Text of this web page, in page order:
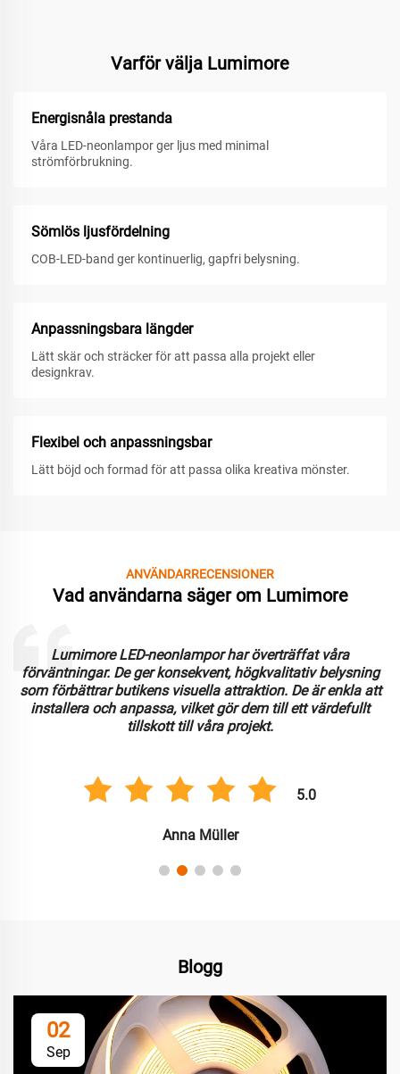
Varför välja Lumimore
Energisnåla prestanda
Våra LED-neonlampor ger ljus med minimal
strömförbrukning.
Sömlös ljusfördelning
COB-LED-band ger kontinuerlig, gapfri belysning.
Anpassningsbara längder
Lätt skär och sträcker för att passa alla projekt eller
designkrav.
Flexibel och anpassningsbar
Lätt böjd och formad för att passa olika kreativa mönster.
ANVÄNDARRECENSIONER
Vad användarna säger om Lumimore
Lumimore LED-neonlampor har överträffat våra
förväntningar. De ger konsekvent, högkvalitativ belysning
som förbättrar butikens visuella attraktion. De är enkla att
installera och anpassa, vilket gör dem till ett värdefullt
tillskott till våra projekt.
5.0
Anna Müller
Blogg
02
Sep